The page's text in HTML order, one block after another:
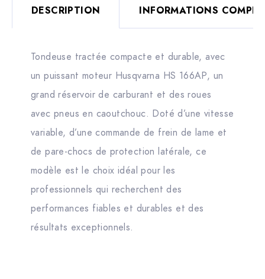
DESCRIPTION INFORMATIONS
Tondeuse tractée compacte et durable, avec
un puissant moteur Husqvarna HS 166AP, un
grand réservoir de carburant et des roues
avec pneus en caoutchouc. Doté d’une vitesse
variable, d’une commande de frein de lame et
de pare-chocs de protection latérale, ce
modèle est le choix idéal pour les
professionnels qui recherchent des
performances fiables et durables et des
résultats exceptionnels.